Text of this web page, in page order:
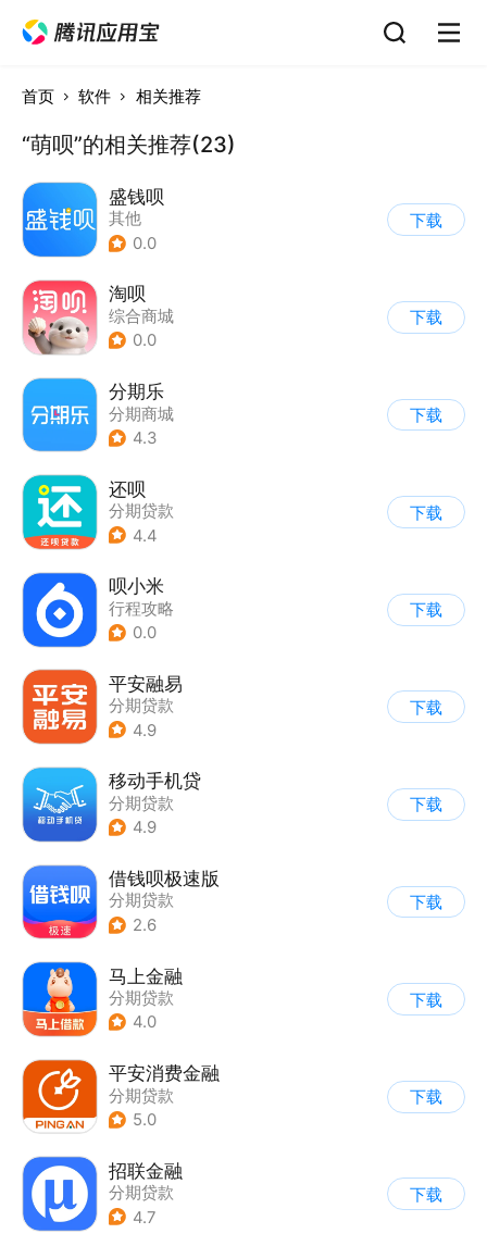
首页 软件 相关推荐
“萌呗”的相关推荐(23)
盛钱呗
其他
0.0
下载
淘呗
综合商城
0.0
下载
分期乐
分期商城
4.3
下载
还呗
分期贷款
4.4
下载
呗小米
行程攻略
0.0
下载
平安融易
分期贷款
4.9
下载
移动手机贷
分期贷款
4.9
下载
借钱呗极速版
分期贷款
2.6
下载
马上金融
分期贷款
4.0
下载
平安消费金融
分期贷款
5.0
下载
招联金融
分期贷款
4.7
下载